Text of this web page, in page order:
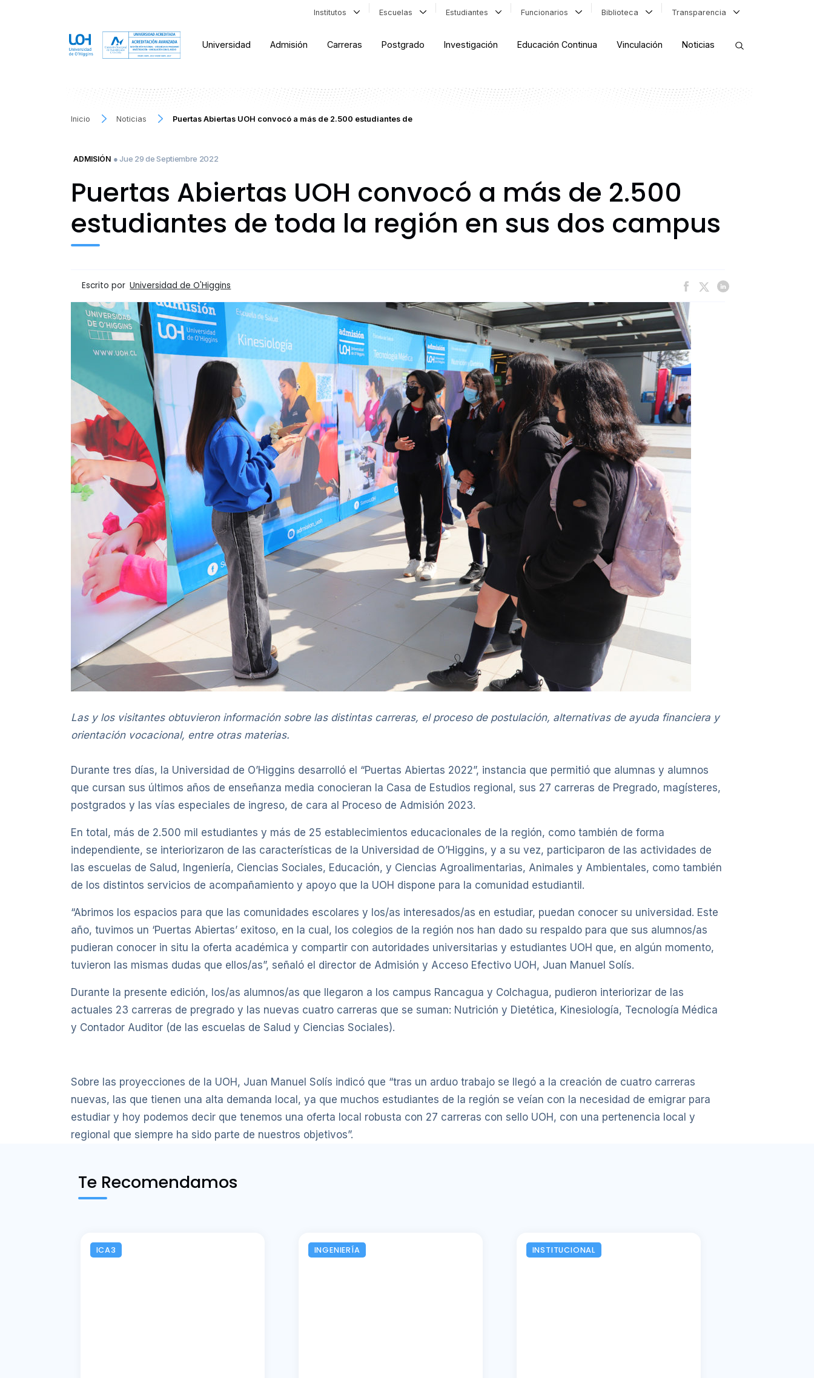
Institutos Escuelas Estudiantes Funcionarios Biblioteca Transparencia
Universidad Admisión Carreras Postgrado Investigación Educación Continua Vinculación Noticias
Inicio Noticias Puertas Abiertas UOH convocó a más de 2.500 estudiantes de
ADMISIÓN ● Jue 29 de Septiembre 2022
Puertas Abiertas UOH convocó a más de 2.500
estudiantes de toda la región en sus dos campus
Escrito por Universidad de O'Higgins
Las y los visitantes obtuvieron información sobre las distintas carreras, el proceso de postulación, alternativas de ayuda financiera y
orientación vocacional, entre otras materias.
Durante tres días, la Universidad de O’Higgins desarrolló el “Puertas Abiertas 2022”, instancia que permitió que alumnas y alumnos
que cursan sus últimos años de enseñanza media conocieran la Casa de Estudios regional, sus 27 carreras de Pregrado, magísteres,
postgrados y las vías especiales de ingreso, de cara al Proceso de Admisión 2023.
En total, más de 2.500 mil estudiantes y más de 25 establecimientos educacionales de la región, como también de forma
independiente, se interiorizaron de las características de la Universidad de O’Higgins, y a su vez, participaron de las actividades de
las escuelas de Salud, Ingeniería, Ciencias Sociales, Educación, y Ciencias Agroalimentarias, Animales y Ambientales, como también
de los distintos servicios de acompañamiento y apoyo que la UOH dispone para la comunidad estudiantil.
“Abrimos los espacios para que las comunidades escolares y los/as interesados/as en estudiar, puedan conocer su universidad. Este
año, tuvimos un ‘Puertas Abiertas’ exitoso, en la cual, los colegios de la región nos han dado su respaldo para que sus alumnos/as
pudieran conocer in situ la oferta académica y compartir con autoridades universitarias y estudiantes UOH que, en algún momento,
tuvieron las mismas dudas que ellos/as”, señaló el director de Admisión y Acceso Efectivo UOH, Juan Manuel Solís.
Durante la presente edición, los/as alumnos/as que llegaron a los campus Rancagua y Colchagua, pudieron interiorizar de las
actuales 23 carreras de pregrado y las nuevas cuatro carreras que se suman: Nutrición y Dietética, Kinesiología, Tecnología Médica
y Contador Auditor (de las escuelas de Salud y Ciencias Sociales).
Sobre las proyecciones de la UOH, Juan Manuel Solís indicó que “tras un arduo trabajo se llegó a la creación de cuatro carreras
nuevas, las que tienen una alta demanda local, ya que muchos estudiantes de la región se veían con la necesidad de emigrar para
estudiar y hoy podemos decir que tenemos una oferta local robusta con 27 carreras con sello UOH, con una pertenencia local y
regional que siempre ha sido parte de nuestros objetivos”.
Te Recomendamos
ICA3 INGENIERÍA INSTITUCIONAL